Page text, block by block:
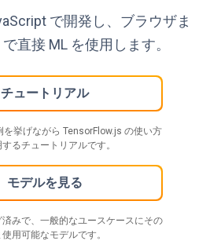
で開発し、ブラウザま
直接 ML を使用します。
チュートリアル
を挙げながら TensorFlow.js の使い方
るチュートリアルです。
モデルを見る
みで、一般的なユースケースにその
使用可能なモデルです。